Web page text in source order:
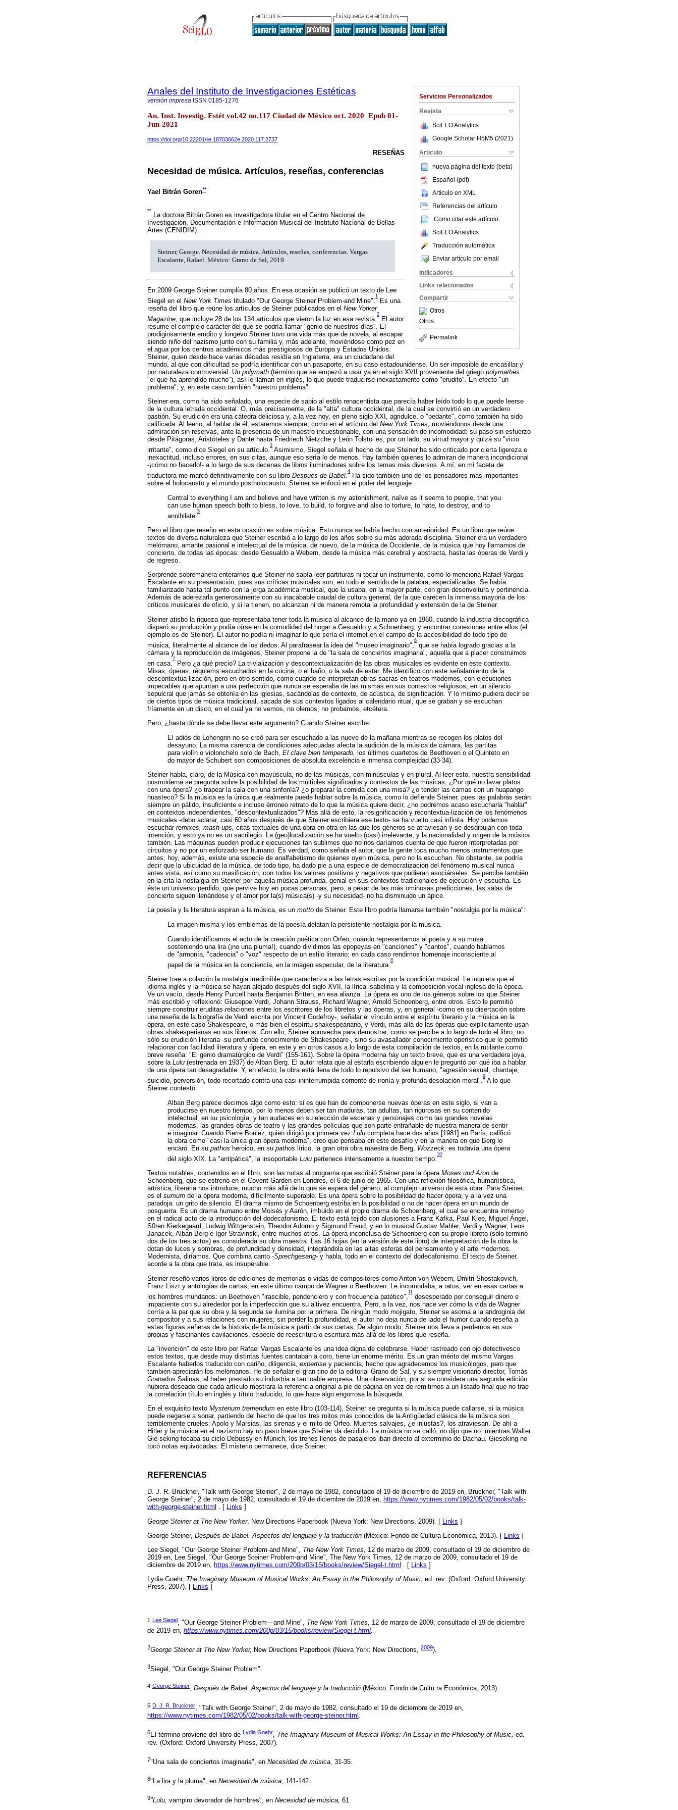
Servicios Personalizados
Revista
SciELO Analytics
Google Scholar H5M5 (2021 )
Articulo
nueva página del texto (beta)
Español (pdf)
Artículo en XML
Referencias del artículo
Como citar este artículo
SciELO Analytics
Traducción automática
Enviar artículo por email
Indicadores
Links relacionados
Compartir
Otros
Otros
Permalink
Anales del Instituto de Investigaciones Estéticas
versión impresa ISSN 0185-1276
An. Inst. Investig. Estét vol.42 no.117 Ciudad de México oct. 2020 Epub 01-
Jun-2021
https://doi.org/10.22201/iie.18703062e.2020.117.2737
RESEÑAS
Necesidad de música. Artículos, reseñas, conferencias
Yael Bitrán Goren**
**
La doctora Bitrán Goren es investigadora titular en el Centro Nacional de
Investigación, Documentación e Información Musical del Instituto Nacional de Bellas
Artes (CENIDIM).
Steiner, George. Necesidad de música. Artículos, reseñas, conferencias. Vargas
Escalante, Rafael. México: Grano de Sal, 2019.
En 2009 George Steiner cumplía 80 años. En esa ocasión se publicó un texto de Lee
Siegel en el New York Times titulado "Our George Steiner Problem-and Mine".
1
Es una
reseña del libro que reúne los artículos de Steiner publicados en el New Yorker
Magazine, que incluye 28 de los 134 artículos que vieron la luz en esa revista.
2
El autor
resume el complejo carácter del que se podría llamar "genio de nuestros días". El
prodigiosamente erudito y longevo Steiner tuvo una vida más que de novela, al escapar
siendo niño del nazismo junto con su familia y, más adelante, moviéndose como pez en
el agua por los centros académicos más prestigiosos de Europa y Estados Unidos.
Steiner, quien desde hace varias décadas residía en Inglaterra, era un ciudadano del
mundo, al que con dificultad se podría identificar con un pasaporte, en su caso estadounidense. Un ser imposible de encasillar y
por naturaleza controversial. Un polymath (término que se empezó a usar ya en el siglo XVII proveniente del griego polymathës:
"el que ha aprendido mucho"), así le llaman en inglés, lo que puede traducirse inexactamente como "erudito". En efecto "un
problema", y, en este caso también "nuestro problema".
Steiner era, como ha sido señalado, una especie de sabio al estilo renacentista que parecía haber leído todo lo que puede leerse
de la cultura letrada occidental. O, más precisamente, de la "alta" cultura occidental, de la cual se convirtió en un verdadero
bastión. Su erudición era una cátedra deliciosa y, a la vez hoy, en pleno siglo XXI, agridulce, o "pedante", como también ha sido
calificada. Al leerlo, al hablar de él, estaremos siempre, como en el artículo del New York Times, moviéndonos desde una
admiración sin reservas, ante la presencia de un maestro incuestionable, con una sensación de incomodidad: su paso sin esfuerzo
desde Pitágoras, Aristóteles y Dante hasta Friedriech Nietzche y León Tolstoi es, por un lado, su virtud mayor y quizá su "vicio
irritante", como dice Siegel en su artículo.
3
Asimismo, Siegel señala el hecho de que Steiner ha sido criticado por cierta ligereza e
inexactitud, incluso errores, en sus citas, aunque eso sería lo de menos. Hay también quienes lo admiran de manera incondicional
-¡cómo no hacerlo!- a lo largo de sus decenas de libros iluminadores sobre los temas más diversos. A mí, en mi faceta de
traductora me marcó definitivamente con su libro Después de Babel.
4
Ha sido también uno de los pensadores más importantes
sobre el holocausto y el mundo postholocausto. Steiner se enfocó en el poder del lenguaje:
Central to everything I am and believe and have written is my astonishment, naïve as it seems to people, that you
can use human speech both to bless, to love, to build, to forgive and also to torture, to hate, to destroy, and to
annihilate.
5
Pero el libro que reseño en esta ocasión es sobre música. Esto nunca se había hecho con anterioridad. Es un libro que reúne
textos de diversa naturaleza que Steiner escribió a lo largo de los años sobre su más adorada disciplina. Steiner era un verdadero
melómano, amante pasional e intelectual de la música, de nuevo, de la música de Occidente, de la música que hoy llamamos de
concierto, de todas las épocas: desde Gesualdo a Webern, desde la música más cerebral y abstracta, hasta las óperas de Verdi y
de regreso.
Sorprende sobremanera enterarnos que Steiner no sabía leer partituras ni tocar un instrumento, como lo menciona Rafael Vargas
Escalante en su presentación, pues sus críticas musicales son, en todo el sentido de la palabra, especializadas. Se había
familiarizado hasta tal punto con la jerga académica musical, que la usaba, en la mayor parte, con gran desenvoltura y pertinencia.
Además de aderezarla generosamente con su inacabable caudal de cultura general, de la que carecen la inmensa mayoría de los
críticos musicales de oficio, y si la tienen, no alcanzan ni de manera remota la profundidad y extensión de la de Steiner.
Steiner atisbó la riqueza que representaba tener toda la música al alcance de la mano ya en 1960, cuando la industria discográfica
disparó su producción y podía oírse en la comodidad del hogar a Gesualdo y a Schoenberg, y encontrar conexiones entre ellos (el
ejemplo es de Steiner). El autor no podía ni imaginar lo que sería el internet en el campo de la accesibilidad de todo tipo de
música, literalmente al alcance de los dedos. Al parafrasear la idea del "museo imaginario",
6
que se había logrado gracias a la
cámara y la reproducción de imágenes, Steiner propone la de "la sala de conciertos imaginaria", aquella que a placer construimos
en casa.
7
Pero ¿a qué precio? La trivialización y descontextualización de las obras musicales es evidente en este contexto.
Misas, óperas, réquiems escuchados en la cocina, o el baño, o la sala de estar. Me identifico con este señalamiento de la
descontextua-lización, pero en otro sentido, como cuando se interpretan obras sacras en teatros modernos, con ejecuciones
impecables que apuntan a una perfección que nunca se esperaba de las mismas en sus contextos religiosos, en un silencio
sepulcral que jamás se obtenía en las iglesias, sacándolas de contexto, de acústica, de significación. Y lo mismo pudiera decir se
de ciertos tipos de música tradicional, sacada de sus contextos ligados al calendario ritual, que se graban y se escuchan
fríamente en un disco, en el cual ya no vemos, no olemos, no probamos, etcétera.
Pero, ¿hasta dónde se debe llevar este argumento? Cuando Steiner escribe:
El adiós de Lohengrin no se creó para ser escuchado a las nueve de la mañana mientras se recogen los platos del
desayuno. La misma carencia de condiciones adecuadas afecta la audición de la música de cámara, las partitas
para violín o violonchelo solo de Bach, El clave bien temperado, los últimos cuartetos de Beethoven o el Quinteto en
do mayor de Schubert son composiciones de absoluta excelencia e inmensa complejidad (33-34).
Steiner habla, claro, de la Música con mayúscula, no de las músicas, con minúsculas y en plural. Al leer esto, nuestra sensibilidad
posmoderna se pregunta sobre la posibilidad de los múltiples significados y contextos de las músicas. ¿Por qué no lavar platos
con una ópera? ¿o trapear la sala con una sinfonía? ¿o preparar la comida con una misa? ¿o tender las camas con un huapango
huasteco? Si la música es la única que realmente puede hablar sobre la música, como lo defiende Steiner, pues las palabras serán
siempre un pálido, insuficiente e incluso érroneo retrato de lo que la música quiere decir, ¿no podremos acaso escucharla "hablar"
en contextos independientes, "descontextualizados"? Más allá de esto, la resignificación y recontextua-lización de los fenómenos
musicales -debo aclarar, casi 60 años después de que Steiner escribiera ese texto- se ha vuelto casi infinita. Hoy podemos
escuchar remixes, mash-ups, citas textuales de una obra en otra en las que los géneros se atraviesan y se desdibujan con toda
intención, y esto ya no es un sacrilegio. La (geo)localización se ha vuelto (casi) irrelevante, y la nacionalidad y origen de la música
también. Las máquinas pueden producir ejecuciones tan sublimes que no nos daríamos cuenta de que fueron interpretadas por
circuitos y no por un esforzado ser humano. Es verdad, como señala el autor, que la gente toca mucho menos instrumentos que
antes; hoy, además, existe una especie de analfabetismo de quienes oyen música, pero no la escuchan. No obstante, se podría
decir que la ubicuidad de la música, de todo tipo, ha dado pie a una especie de democratización del fenómeno musical nunca
antes vista, así como su masificación, con todos los valores positivos y negativos que pudieran asociárseles. Se percibe también
en la cita la nostalgia en Steiner por aquella música profunda, genial en sus contextos tradicionales de ejecución y escucha. Es
éste un universo perdido, que pervive hoy en pocas personas, pero, a pesar de las más ominosas predicciones, las salas de
concierto siguen llenándose y el amor por la(s) música(s) -y su necesidad- no ha disminuido un ápice.
La poesía y la literatura aspiran a la música, es un motto de Steiner. Este libro podría llamarse también "nostalgia por la música":
La imagen misma y los emblemas de la poesía delatan la persistente nostalgia por la música.
Cuando identificamos el acto de la creación poética con Orfeo, cuando representamos al poeta y a su musa
sosteniendo una lira (¡no una pluma!), cuando dividimos las epopeyas en "canciones" y "cantos", cuando hablamos
de "armonía, "cadencia" o "voz" respecto de un estilo literario: en cada caso rendimos homenaje inconsciente al
papel de la música en la conciencia, en la imagen especular, de la literatura.
8
Steiner trae a colación la nostalgia irredimible que caracteriza a las letras escritas por la condición musical. Le inquieta que el
idioma inglés y la música se hayan alejado después del siglo XVII, la lírica isabelina y la composición vocal inglesa de la época.
Ve un vacío, desde Henry Purcell hasta Benjamin Britten, en esa alianza. La ópera es uno de los géneros sobre los que Steiner
más escribió y reflexionó: Giuseppe Verdi, Johann Strauss, Richard Wagner, Arnold Schoenberg, entre otros. Esto le permitió
siempre construir eruditas relaciones entre los escritores de los libretos y las óperas, y, en general -como en su disertación sobre
una reseña de la biografía de Verdi escrita por Vincent Godefroy-, señalar el vínculo entre el espíritu literario y la música en la
ópera, en este caso Shakespeare, o más bien el espíritu shakespeariano, y Verdi, más allá de las óperas que explícitamente usan
obras shakesperianas en sus libretos. Con ello, Steiner aprovecha para demostrar, como se percibe a lo largo de todo el libro, no
sólo su erudición literaria -su profundo conocimiento de Shakespeare-, sino su avasallador conocimiento operístico que le permitió
relacionar con facilidad literatura y ópera, en este y en otros casos a lo largo de esta compilación de textos, en la rutilante como
breve reseña: "El genio dramatúrgico de Verdi" (155-161). Sobre la ópera moderna hay un texto breve, que es una verdadera joya,
sobre la Lulu (estrenada en 1937) de Alban Berg. El autor relata que al estarla escribiendo alguien le preguntó por qué iba a hablar
de una ópera tan desagradable. Y, en efecto, la obra está llena de todo lo repulsivo del ser humano, "agresión sexual, chantaje,
suicidio, perversión, todo recortado contra una casi ininterrumpida corriente de ironía y profunda desolación moral".
9
A lo que
Steiner contestó:
Alban Berg parece decirnos algo como esto: si es que han de componerse nuevas óperas en este siglo, si van a
producirse en nuestro tiempo, por lo menos deben ser tan maduras, tan adultas, tan rigurosas en su contenido
intelectual, en su psicología, y tan audaces en su elección de escenas y personajes como las grandes novelas
modernas, las grandes obras de teatro y las grandes películas que son parte entrañable de nuestra manera de sentir
e imaginar. Cuando Pierre Boulez, quien dirigió por primera vez Lulu completa hace dos años [1981] en París, calificó
la obra como "casi la única gran ópera moderna", creo que pensaba en este desafío y en la manera en que Berg lo
encaró. En su pathos heroico, en su pathos lírico, la gran otra obra maestra de Berg, Wozzeck, es todavía una ópera
del siglo XIX. La "antipática", la insoportable Lulu pertenece intensamente a nuestro tiempo.
10
Textos notables, contenidos en el libro, son las notas al programa que escribió Steiner para la ópera Moses und Aron de
Schoenberg, que se estrenó en el Covent Garden en Londres, el 6 de junio de 1965. Con una reflexión filosófica, humanística,
artística, literaria nos introduce, mucho más allá de lo que se espera del género, al complejo universo de esta obra. Para Steiner,
es el sumum de la ópera moderna, difícilmente superable. Es una ópera sobre la posibilidad de hacer ópera, y a la vez una
paradoja: un grito de silencio. El drama mismo de Schoenberg estriba en la posibilidad o no de hacer ópera en un mundo de
posguerra. Es un drama humano entre Moisés y Aarón, imbuido en el propio drama de Schoenberg, el cual se encuentra inmerso
en el radical acto de la introducción del dodecafonismo. El texto está tejido con alusiones a Franz Kafka, Paul Klee, Miguel Ángel,
S0ren Kierkegaard, Ludwig Wittgenstein, Theodor Adorno y Sigmund Freud, y en lo musical Gustav Mahler, Verdi y Wagner, Leos
Janacek, Alban Berg e Igor Stravinski, entre muchos otros. La ópera inconclusa de Schoenberg con su propio libreto (sólo terminó
dos de los tres actos) es considerada su obra maestra. Las 16 hojas (en la versión de este libro) de interpretación de la obra la
dotan de luces y sombras, de profundidad y densidad, integrándola en las altas esferas del pensamiento y el arte modernos.
Modernista, diríamos. Que combina canto -Sprechgesang- y habla, todo en el contexto del dodecafonismo. El texto de Steiner,
acorde a la obra que trata, es insuperable.
Steiner reseñó varios libros de ediciones de memorias o vidas de compositores como Anton von Webern, Dmitri Shostakovich,
Franz Liszt y antologías de cartas; en este último campo de Wagner o Beethoven. Le incomodaba, a ratos, ver en esas cartas a
los hombres mundanos: un Beethoven "irascible, pendenciero y con frecuencia patético",
11
desesperado por conseguir dinero e
impaciente con su alrededor por la imperfección que su altivez encuentra. Pero, a la vez, nos hace ver cómo la vida de Wagner
corría a la par que su obra y la segunda se ilumina por la primera. De ningún modo mojigato, Steiner se asoma a la androginia del
compositor y a sus relaciones con mujeres; sin perder la profundidad, el autor no deja nunca de lado el humor cuando reseña a
estas figuras señeras de la historia de la música a partir de sus cartas. De algún modo, Steiner nos lleva a perdernos en sus
propias y fascinantes cavilaciones, especie de reescritura o escritura más allá de los libros que reseña.
La "invención" de este libro por Rafael Vargas Escalante es una idea digna de celebrarse. Haber rastreado con ojo detectivesco
estos textos, que desde muy distintas fuentes cantaban a coro, tiene un enorme mérito. Es un gran mérito del mismo Vargas
Escalante haberlos traducido con cariño, diligencia, expertise y paciencia, hecho que agradecemos los musicólogos, pero que
también apreciarán los melómanos. He de señalar el gran tino de la editorial Grano de Sal, y su siempre visionario director, Tomás
Granados Salinas, al haber prestado su industria a tan loable empresa. Una observación, por si se considera una segunda edición:
hubiera deseado que cada artículo mostrara la referencia original a pie de página en vez de remitirnos a un listado final que no trae
la correlación título en inglés y título traducido, lo que hace algo engorrosa la búsqueda.
En el exquisito texto Mysterium tremendum en este libro (103-114), Steiner se pregunta si la música puede callarse, si la música
puede negarse a sonar, partiendo del hecho de que los tres mitos más conocidos de la Antigüedad clásica de la música son
terriblemente crueles: Apolo y Marsias, las sirenas y el mito de Orfeo. Muertes salvajes, ¿e injustas?, los atraviesan. De ahí a
Hitler y la música en el nazismo hay un paso breve que Steiner da decidido. La música no se calló, no dijo que no: mientras Walter
Gie-seking tocaba su ciclo Debussy en Múnich, los trenes llenos de pasajeros iban directo al exterminio de Dachau. Gieseking no
tocó notas equivocadas. El misterio permanece, dice Steiner.
REFERENCIAS
D. J. R. Bruckner, "Talk with George Steiner", 2 de mayo de 1982, consultado el 19 de diciembre de 2019 en, Bruckner, "Talk with
George Steiner", 2 de mayo de 1982, consultado el 19 de diciembre de 2019 en, https://www.nytimes.com/1982/05/02/books/talk-
with-george-steiner.html . [ Links ]
George Steiner at The New Yorker, New Directions Paperbook (Nueva York: New Directions, 2009). [ Links ]
George Steiner, Después de Babel. Aspectos del lenguaje y la traducción (México: Fondo de Cultura Económica, 2013). [ Links ]
Lee Siegel, "Our George Steiner Problem-and Mine", The New York Times , 12 de marzo de 2009, consultado el 19 de diciembre de
2019 en, Lee Siegel, "Our George Steiner Problem-and Mine", The New York Times, 12 de marzo de 2009, consultado el 19 de
diciembre de 2019 en,
https://www.nytimes.com/200p/03/15/books/review/Siegel-t.html . [ Links ]
Lydia Goehr, The Imaginary Museum of Musical Works: An Essay in the Philosophy of Music, ed. rev. (Oxford: Oxford University
Press, 2007). [ Links ]
1 Lee Siegel , "Our George Steiner Problem—and Mine", The New York Times, 12 de marzo de 2009, consultado el 19 de diciembre
de 2019 en, https://www.nytimes.com/200p/03/15/books/review/Siegel-t.html
2George Steiner at The New Yorker, New Directions Paperbook (Nueva York: New Directions, 2009).
3Siegel, "Our George Steiner Problem".
4 George Steiner, Después de Babel. Aspectos del lenguaje y la traducción (México: Fondo de Cultu ra Económica, 2013).
5 D. J. R. Bruckner, "Talk with George Steiner", 2 de mayo de 1982, consultado el 19 de diciembre de 2019 en,
https://www.nytimes.com/1982/05/02/books/talk-with-george-steiner.html .
6El término proviene del libro de Lydia Goehr, The Imaginary Museum of Musical Works: An Essay in the Philosophy of Music, ed.
rev. (Oxford: Oxford University Press, 2007).
7"Una sala de conciertos imaginaria", en Necesidad de música, 31-35.
8"La lira y la pluma", en Necesidad de música, 141-142.
9"Lulu, vampiro devorador de hombres", en Necesidad de música, 61.